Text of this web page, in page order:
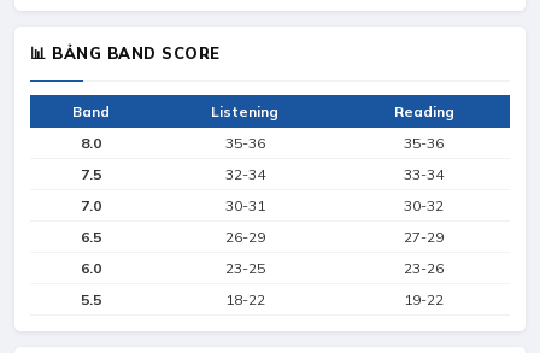
📊 BẢNG BAND SCORE
Band Listening
Reading
8.0
35-36
35-36
7.5
32-34
33-34
7.0
30-31
30-32
6.5
26-29
27-29
6.0
23-25
23-26
5.5
18-22 19-22